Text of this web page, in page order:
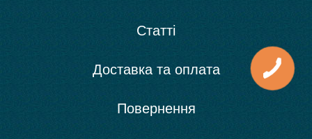
Статті
Доставка та оплата
Повернення